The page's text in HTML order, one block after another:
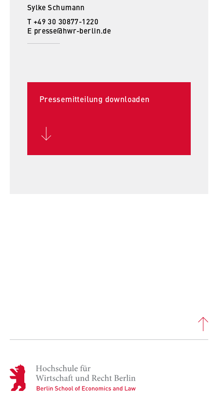
Sylke Schumann
T +49 30 30877-1220
E presse@hwr-berlin.de
Pressemitteilung downloaden
H
o
c